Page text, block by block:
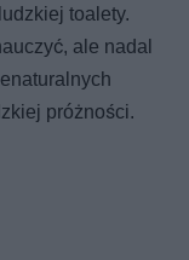
toalety.
ale nadal
próżności.